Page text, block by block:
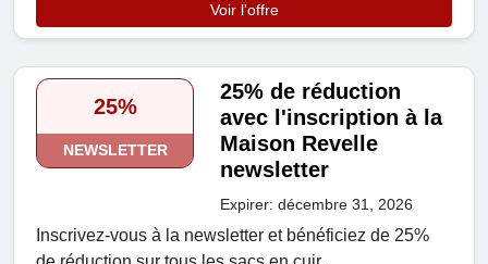
Voir l'offre
25%
NEWSLETTER
25% de réduction
avec l'inscription à la
Maison Revelle
newsletter
Expirer: décembre 31, 2026
Inscrivez-vous à la newsletter et bénéficiez de 25%